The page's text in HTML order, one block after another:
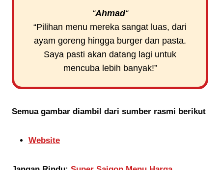
“Ahmad“
“Pilihan menu mereka sangat luas, dari
ayam goreng hingga burger dan pasta.
Saya pasti akan datang lagi untuk
mencuba lebih banyak!”
Semua gambar diambil dari sumber rasmi berikut
Website